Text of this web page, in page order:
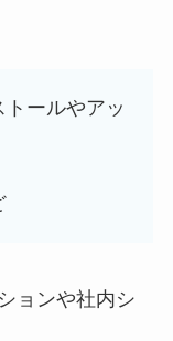
ールやアッ
ョンや社内シ